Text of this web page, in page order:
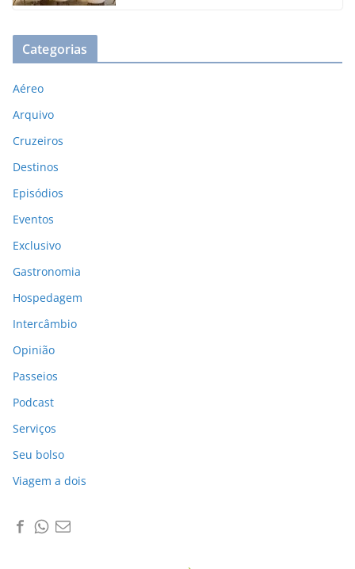
Categorias
Aéreo
Arquivo
Cruzeiros
Destinos
Episódios
Eventos
Exclusivo
Gastronomia
Hospedagem
Intercâmbio
Opinião
Passeios
Podcast
Serviços
Seu bolso
Viagem a dois